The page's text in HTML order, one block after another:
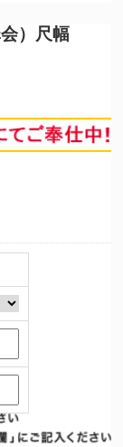
会）尺幅